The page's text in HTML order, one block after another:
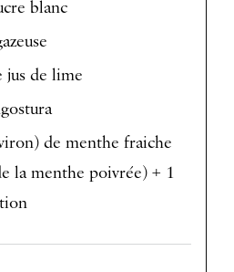
blanc
jus de lime
de menthe fraiche
la menthe poivrée) + 1